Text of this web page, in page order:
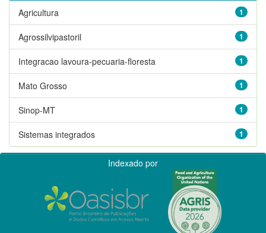
1
Agricultura
1
Agrossilvipastoril
1
Integracao lavoura-pecuaria-floresta
1
Mato Grosso
1
Sinop-MT
1
Sistemas integrados
Indexado por